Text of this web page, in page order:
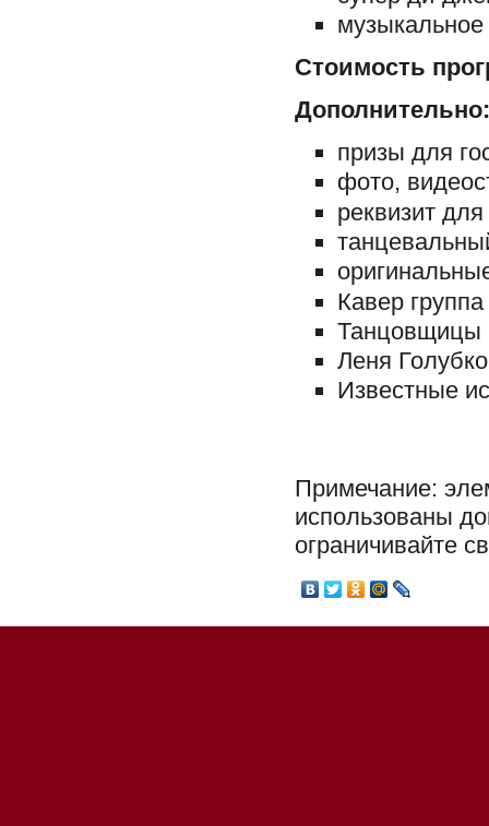
Стоимость
Дополнительно:
призы для
фото,
реквизит
Кавер
Танцовщицы
Леня
Известные
Примечание:
использованы
ограничивайте